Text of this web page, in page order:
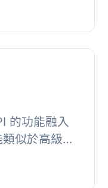
WordPress
的功能融入
似於高級插
官方的，未